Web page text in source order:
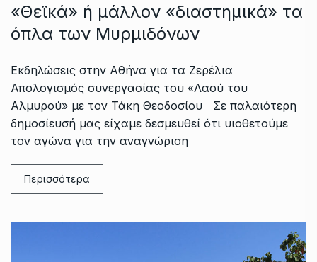
«Θεϊκά» ή μάλλον «διαστημικά» τα
όπλα των Μυρμιδόνων
Εκδηλώσεις στην Αθήνα για τα Ζερέλια
Απολογισμός συνεργασίας του «Λαού του
Αλμυρού» με τον Τάκη Θεοδοσίου Σε παλαιότερη
δημοσίευσή μας είχαμε δεσμευθεί ότι υιοθετούμε
τον αγώνα για την αναγνώριση
Περισσότερα